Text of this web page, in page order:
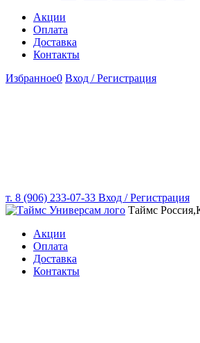
Акции
Оплата
Доставка
Контакты
Избранное0 Вход / Регистрация
т. 8 (906) 233-07-33 Вход / Регистрация
Таймс
Акции
Оплата
Доставка
Контакты